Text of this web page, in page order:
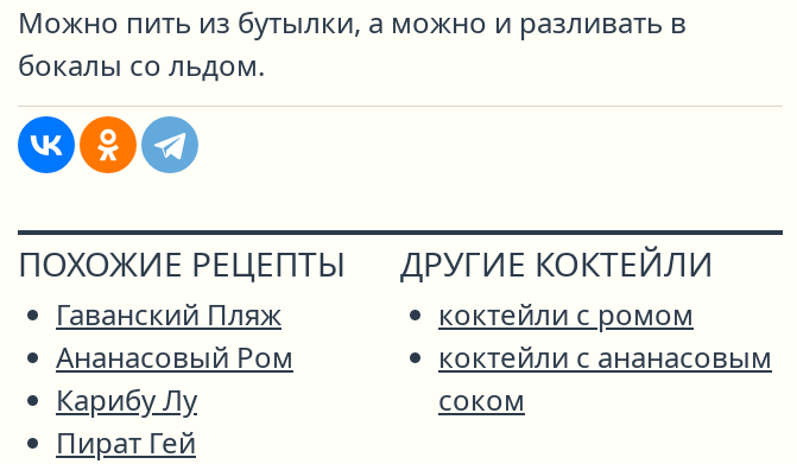
Можно пить из бутылки, а можно и разливать в
бокалы со льдом.
ПОХОЖИЕ РЕЦЕПТЫ
Гаванский Пляж
Ананасовый Ром
Карибу Лу
Пират Гей
ДРУГИЕ КОКТЕЙЛИ
коктейли с ромом
коктейли с ананасовым
соком